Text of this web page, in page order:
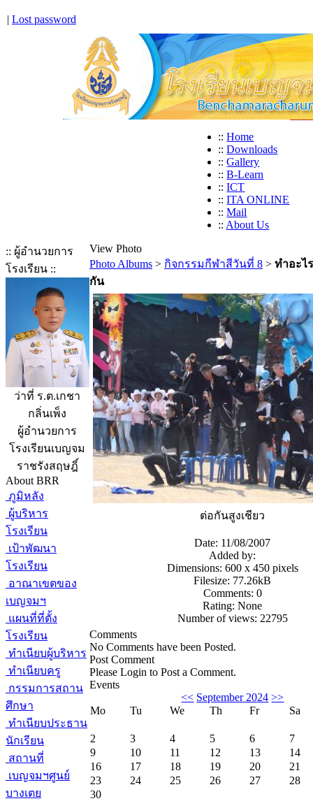
| Lost password
:: Home
:: Downloads
:: Gallery
:: B-Learn
:: ICT
:: ITA ONLINE
:: Mail
:: About Us
:: ผู้อำนวยการ
โรงเรียน ::
ว่าที่ ร.ต.เกชา
กลิ่นเพ็ง
ผู้อำนวยการ
โรงเรียนเบญจม
ราชรังสฤษฎิ์
About BRR
ภูมิหลัง
ผู้บริหาร
โรงเรียน
เป้าพัฒนา
โรงเรียน
อาณาเขตของ
เบญจมฯ
แผนที่ที่ตั้ง
โรงเรียน
ทำเนียบผู้บริหาร
ทำเนียบครู
กรรมการสถาน
ศึกษา
ทำเนียบประธาน
นักเรียน
สถานที่
เบญจมฯศูนย์
บางเตย
View Photo
Photo Albums > กิจกรรมกีฬาสีวันที่ 8 > ทำอะไร
กัน
ต่อกันสูงเชียว
Date: 11/08/2007
Added by:
Dimensions: 600 x 450 pixels
Filesize: 77.26kB
Comments: 0
Rating: None
Number of views: 22795
Comments
No Comments have been Posted.
Post Comment
Please Login to Post a Comment.
Events
<< September 2024 >>
Mo
Tu We Th Fr Sa
2 3 4 5 6
7
9
10 11 12 13
14
16
17 18 19 20
21
23
24 25 26 27
28
30